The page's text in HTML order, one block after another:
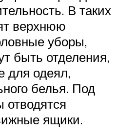
В таких
верхнюю
уборы,
быть отделения,
для одеял,
белья. Под
отводятся
ящики.